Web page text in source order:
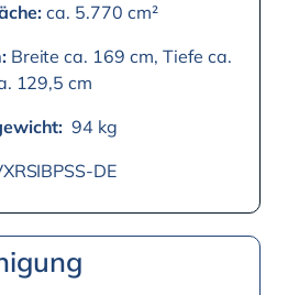
ca. 5.770 cm²
Breite ca. 169 cm, Tiefe ca.
129,5 cm
94 kg
DE